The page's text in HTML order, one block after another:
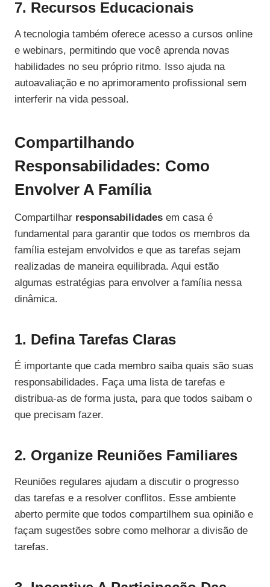
7. Recursos Educacionais
A tecnologia também oferece acesso a cursos online
e webinars, permitindo que você aprenda novas
habilidades no seu próprio ritmo. Isso ajuda na
autoavaliação e no aprimoramento profissional sem
interferir na vida pessoal.
Compartilhando
Responsabilidades: Como
Envolver A Família
Compartilhar responsabilidades em casa é
fundamental para garantir que todos os membros da
família estejam envolvidos e que as tarefas sejam
realizadas de maneira equilibrada. Aqui estão
algumas estratégias para envolver a família nessa
dinâmica.
1. Defina Tarefas Claras
É importante que cada membro saiba quais são suas
responsabilidades. Faça uma lista de tarefas e
distribua-as de forma justa, para que todos saibam o
que precisam fazer.
2. Organize Reuniões Familiares
Reuniões regulares ajudam a discutir o progresso
das tarefas e a resolver conflitos. Esse ambiente
aberto permite que todos compartilhem sua opinião e
façam sugestões sobre como melhorar a divisão de
tarefas.